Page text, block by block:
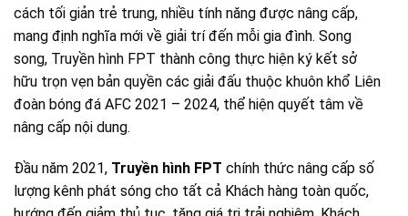
cách tối giản trẻ trung, nhiều tính năng được nâng cấp,
mang định nghĩa mới về giải trí đến mỗi gia đình. Song
song, Truyền hình FPT thành công thực hiện ký kết sở
hữu trọn vẹn bản quyền các giải đấu thuộc khuôn khổ Liên
đoàn bóng đá AFC 2021 – 2024, thể hiện quyết tâm về
nâng cấp nội dung.
Đầu năm 2021, Truyền hình FPT chính thức nâng cấp số
lượng kênh phát sóng cho tất cả Khách hàng toàn quốc,